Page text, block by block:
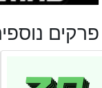
פרקים